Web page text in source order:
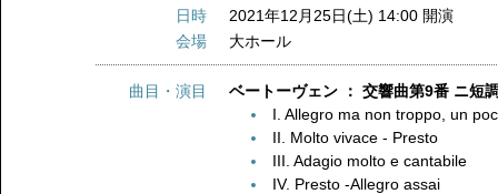
日時
2021年12月25日(土) 14:00 開演
会場
大ホール
曲目・演目
ベートーヴェン ： 交響曲第9番 ニ短
I. Allegro ma non troppo, un
II. Molto vivace - Presto
III. Adagio molto e cantabile
IV. Presto -Allegro assai